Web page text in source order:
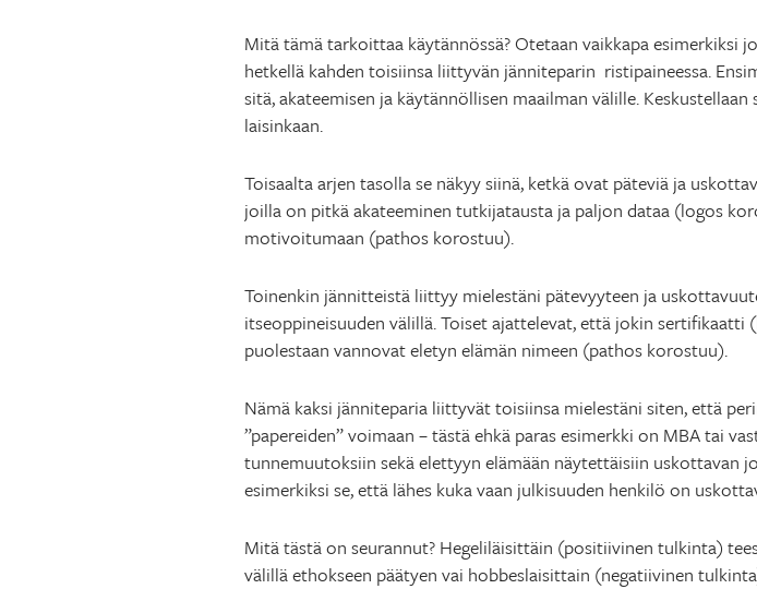
Mitä tämä tarkoittaa käytännössä? Otetaan vaikkapa esimerkiksi
hetkellä kahden toisiinsa liittyvän jänniteparin ristipaineessa.
sitä, akateemisen ja käytännöllisen maailman välille.
laisinkaan.
Toisaalta arjen tasolla se näkyy siinä, ketkä ovat päteviä ja
joilla on pitkä akateeminen tutkijatausta ja paljon dataa (logos
motivoitumaan (pathos korostuu).
Toinenkin jännitteistä liittyy mielestäni pätevyyteen ja
itseoppineisuuden välillä. Toiset ajattelevat, että jokin
puolestaan vannovat eletyn elämän nimeen (pathos korostuu).
Nämä kaksi jänniteparia liittyvät toisiinsa mielestäni siten, että
”papereiden” voimaan – tästä ehkä paras esimerkki on MBA tai
tunnemuutoksiin sekä elettyyn elämään näytettäisiin uskottavan
esimerkiksi se, että lähes kuka vaan julkisuuden henkilö on
Mitä tästä on seurannut? Hegeliläisittäin (positiivinen tulkinta)
välillä ethokseen päätyen vai hobbeslaisittain (negatiivinen